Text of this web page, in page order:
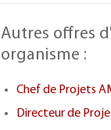
Autres offres
organisme :
Chef de Projets
Directeur de